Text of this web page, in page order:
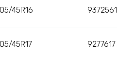
45R16 9372561
45R17 9277617